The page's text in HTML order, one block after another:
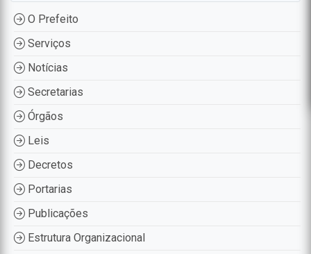
O Prefeito
Serviços
Notícias
Secretarias
Órgãos
Leis
Decretos
Portarias
Publicações
Estrutura Organizacional